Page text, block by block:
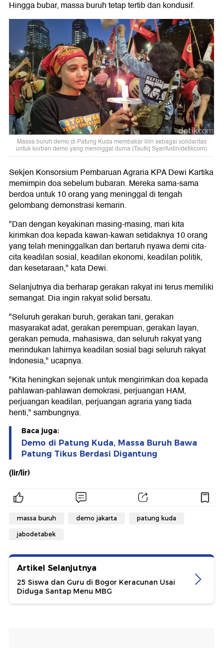
Hingga bubar, massa buruh tetap tertib dan kondusif.
Massa buruh demo di Patung Kuda membakar lilin sebagai solidaritas
untuk korban demo yang meninggal dunia (Taufiq Syarifudin/detikcom)
Sekjen Konsorsium Pembaruan Agraria KPA Dewi Kartika
memimpin doa sebelum bubaran. Mereka sama-sama
berdoa untuk 10 orang yang meninggal di tengah
gelombang demonstrasi kemarin.
"Dan dengan keyakinan masing-masing, mari kita
kirimkan doa kepada kawan-kawan setidaknya 10 orang
yang telah meninggalkan dan bertaruh nyawa demi cita-
cita keadilan sosial, keadilan ekonomi, keadilan politik,
dan kesetaraan," kata Dewi.
Selanjutnya dia berharap gerakan rakyat ini terus memiliki
semangat. Dia ingin rakyat solid bersatu.
"Seluruh gerakan buruh, gerakan tani, gerakan
masyarakat adat, gerakan perempuan, gerakan layan,
gerakan pemuda, mahasiswa, dan seluruh rakyat yang
merindukan lahirnya keadilan sosial bagi seluruh rakyat
Indonesia," ucapnya.
"Kita heningkan sejenak untuk mengirimkan doa kepada
pahlawan-pahlawan demokrasi, perjuangan HAM,
perjuangan keadilan, perjuangan agraria yang tiada
henti," sambungnya.
Baca juga:
Demo di Patung Kuda, Massa Buruh Bawa
Patung Tikus Berdasi Digantung
(lir/lir)
massa buruh demo jakarta patung kuda
jabodetabek
Artikel Selanjutnya
25 Siswa dan Guru di Bogor Keracunan Usai
Diduga Santap Menu MBG